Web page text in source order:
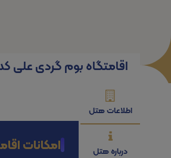
اقامتگاه بوم گردی علی
اطلاعات هتل
درباره هتل امکانات